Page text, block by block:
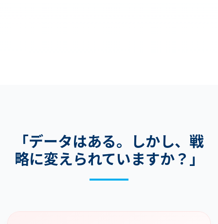
「データはある。しかし、戦
略に変えられていますか？」